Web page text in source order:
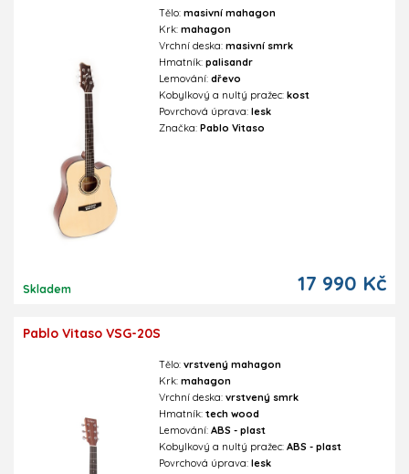
Skladem
Tělo:masivní mahagon
Krk:mahagon
Vrchní deska:masivní smrk
Hmatník:palisandr
Lemování:dřevo
Kobylkový a nultý pražec:kost
Povrchová úprava:lesk
Značka:Pablo Vitaso
17 990 Kč
Pablo Vitaso VSG-20S
Tělo:vrstvený mahagon
Krk:mahagon
Vrchní deska:vrstvený smrk
Hmatník:tech wood
Lemování:ABS - plast
Kobylkový a nultý pražec:ABS - plast
Povrchová úprava:lesk